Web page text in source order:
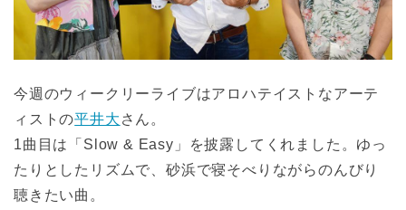
今週のウィークリーライブはアロハテイストなアーテ
ィストの平井大 さん。
1曲目は「Slow & Easy」を披露してくれました。ゆっ
たりとしたリズムで、砂浜で寝そべりながらのんびり
聴きたい曲。